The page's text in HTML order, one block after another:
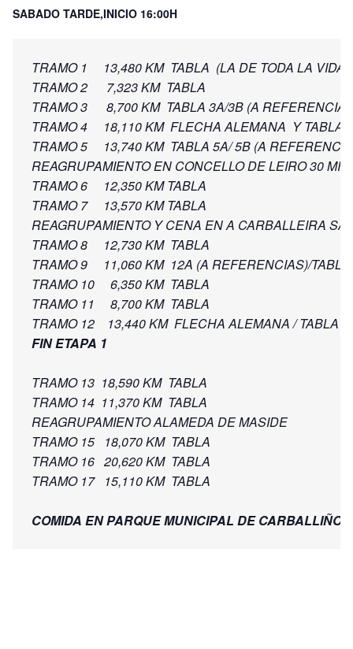
SABADO TARDE,INICIO 16:00H
TRAMO 1     13,480 KM  TABLA  (LA DE TODA LA VIDA)
TRAMO 2      7,323 KM  TABLA
TRAMO 3      8,700 KM  TABLA 3A/3B (A
TRAMO 4     18,110 KM  FLECHA ALEMANA  Y TABLA
TRAMO 5     13,740 KM  TABLA 5A/ 5B (A
REAGRUPAMIENTO EN CONCELLO DE LEIRO 30 MIN.
TRAMO 6     12,350 KM TABLA
TRAMO 7     13,570 KM TABLA
REAGRUPAMIENTO Y CENA EN A CARBALLEIRA
TRAMO 8     12,730 KM  TABLA
TRAMO 9     11,060 KM  12A (A REFERENCIAS)/
TRAMO 10     6,350 KM  TABLA
TRAMO 11     8,700 KM  TABLA
FIN ETAPA 1
TRAMO 13  18,590 KM  TABLA
TRAMO 14  11,370 KM  TABLA
REAGRUPAMIENTO ALAMEDA DE MASIDE
TRAMO 15   18,070 KM  TABLA
TRAMO 16   20,620 KM  TABLA
TRAMO 17   15,110 KM  TABLA
COMIDA EN PARQUE MUNICIPAL DE CARBALLIÑO.